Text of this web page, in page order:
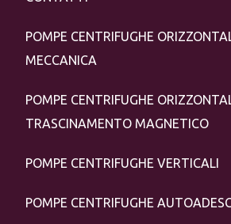
POMPE CENTRIFUGHE
MECCANICA
POMPE CENTRIFUGHE
TRASCINAMENTO MAGNETICO
POMPE CENTRIFUGHE VERTICALI
POMPE CENTRIFUGHE